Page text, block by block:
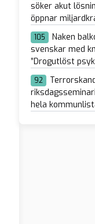
söker akut
öppnar
105
Naken
svenskar med
”Drogutlöst
92
hela